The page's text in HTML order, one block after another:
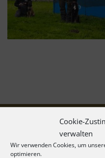
Cookie-
verwalten
Wir verwenden Cookies, um
optimieren.